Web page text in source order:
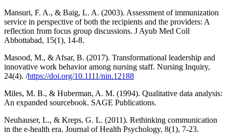
Mansuri, F. A., & Baig, L. A. (2003). Assessment of immunization
service in perspective of both the recipients and the providers: A
reflection from focus group discussions. J Ayub Med Coll
Abbottabad, 15(1), 14-8.
Masood, M., & Afsar, B. (2017). Transformational leadership and
innovative work behavior among nursing staff. Nursing Inquiry,
24(4). /https://doi.org/10.1111/nin.12188
Miles, M. B., & Huberman, A. M. (1994). Qualitative data analysis:
An expanded sourcebook. SAGE Publications.
Neuhauser, L., & Kreps, G. L. (2011). Rethinking communication
in the e-health era. Journal of Health Psychology, 8(1), 7-23.